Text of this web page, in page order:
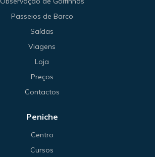
Passeios de Barco
Saídas
Viagens
Loja
Preços
Contactos
Peniche
Centro
Cursos